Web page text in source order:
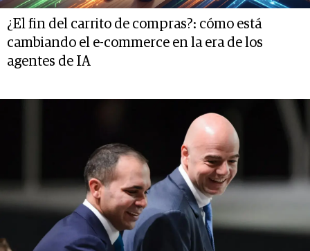
¿El fin del carrito de compras?: cómo está
cambiando el e-commerce en la era de los
agentes de IA